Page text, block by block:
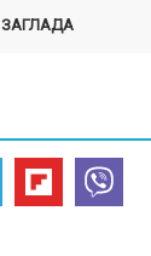
ЗАГЛАДА